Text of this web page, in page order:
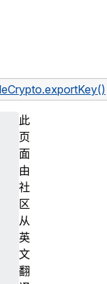
此
页
面
由
社
区
从
英
文
翻